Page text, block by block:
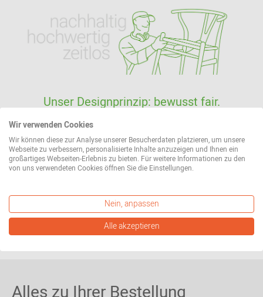
Unser Designprinzip: bewusst fair.
Als Ihr professioneller Partner für Beratung und
Versand bieten wir eine große Auswahl an fairen
Produkten. Alles für ein hochwertiges und zeitloses
Design, das Sie ein Leben lang begleiten wird.
Mehr erfahren
Wir verwenden Cookies
Wir können diese zur Analyse unserer Besucherdaten platzieren, um unsere
Webseite zu verbessern, personalisierte Inhalte anzuzeigen und Ihnen ein
großartiges Webseiten-Erlebnis zu bieten. Für weitere Informationen zu den
von uns verwendeten Cookies öffnen Sie die Einstellungen.
Nein, anpassen
Alle akzeptieren